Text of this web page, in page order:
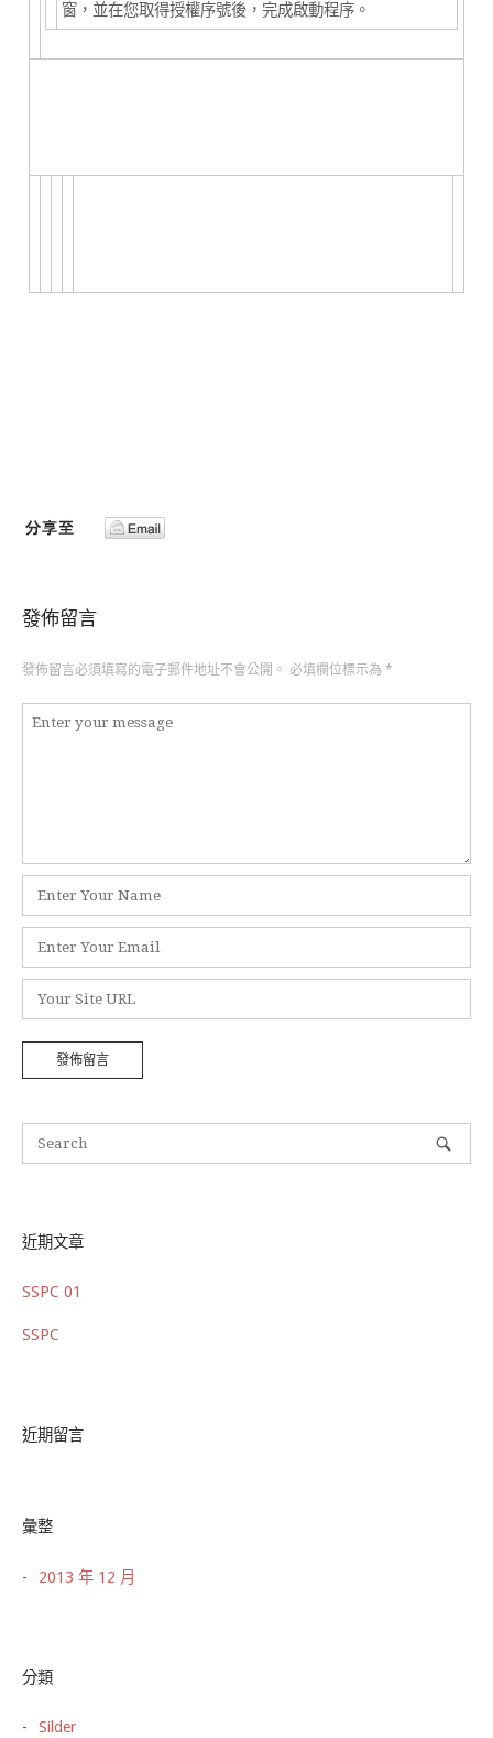
窗，並在您取得授權序號後，完成啟動程序。
發佈留言
發佈留言必須填寫的電子郵件地址不會公開。 必填欄位標示為 *
留
示
子
地
人
網
近期文章
SSPC 01
SSPC
近期留言
彙整
2013 年 12 月
分類
Silder